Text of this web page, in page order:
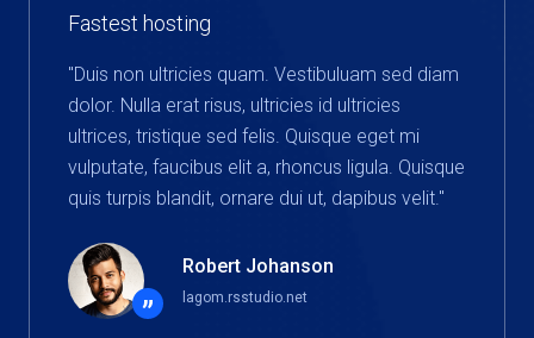
Fastest hosting
"Duis non ultricies quam. Vestibuluam sed diam
dolor. Nulla erat risus, ultricies id ultricies
ultrices, tristique sed felis. Quisque eget mi
vulputate, faucibus elit a, rhoncus ligula. Quisque
quis turpis blandit, ornare dui ut, dapibus velit."
”
Robert Johanson
lagom.rsstudio.net